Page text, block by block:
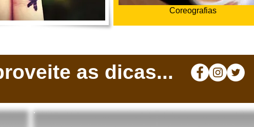
Coreografias
as dicas...